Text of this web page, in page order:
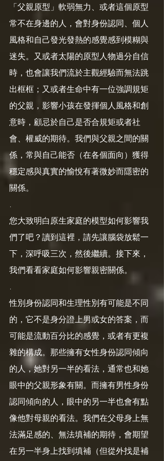
「父親原型」軟弱無力、或者這個原型
常不在身邊的人，會對身份認同、個人
風格和自己發光發熱的感覺感到模糊與
迷失。又或者太陽的原型人物過分自信
時，也會讓我們流於主觀經驗而無法跳
出框框；又或者生命中有一位強調規矩
的父親，影響小孩在發揮個人風格和創
意時，顧忌於自己是否合規矩或者社
會、權威的期待。我們與父親之間的關
係，常與自己能否（在各個面向）獲得
穩定感與真實的愉悅有著微妙而隱密的
關係。
.
您大致明白原生家庭的模型如何影響我
們了吧？讀到這裡，請先讓腦袋放鬆一
下，深呼吸三次，然後繼續。接下來，
我們看看家庭如何影響親密關係。
.
性別身份認同和生理性別有可能是不同
的，它不是身分證上男或女的答案，而
可能是流動百分比的感覺，或者有更複
雜的構成。那些擁有女性身份認同傾向
的人，她對另一半的看法，通常也和她
眼中的父親形象有關。而擁有男性身份
認同傾向的人，眼中的另一半也會有點
像他對母親的看法。我們在父母身上無
法滿足感的、無法填補的期待，會期望
在另一半身上找到填補（但從外找是補